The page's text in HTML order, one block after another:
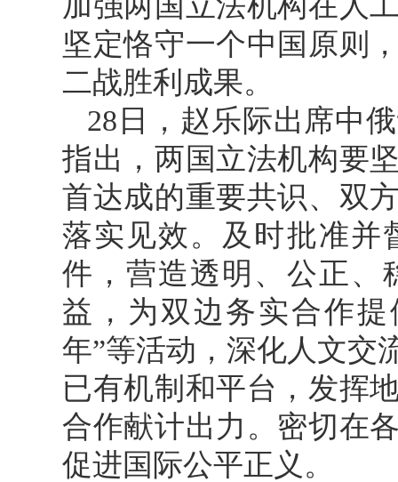
坚定恪守一个中国原则
二战胜利成果。
28日，赵乐际出席中
指出，两国立法机构要
首达成的重要共识、双
落实见效。及时批准并
件，营造透明、公正、
益，为双边务实合作
年”等活动，深化人文交
已有机制和平台，发挥
合作献计出力。密切在
促进国际公平正义。